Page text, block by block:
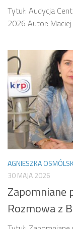
Tytuł: Audycja
2026 Autor:
AGNIESZKA
30 MAJA 2026
Zapomniane
Rozmowa z